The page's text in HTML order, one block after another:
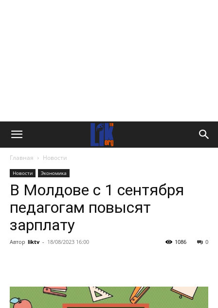
Главная Новости
Новости Экономика
В Молдове с 1 сентября
педагогам повысят
зарплату
Автор liktv - 18/08/2023 16:00 0
1086